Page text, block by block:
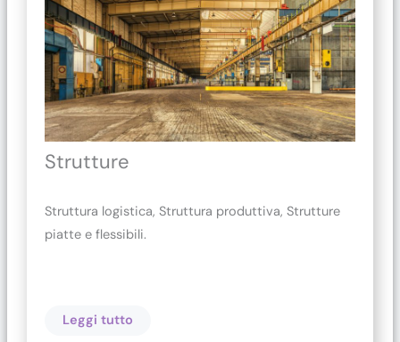
Strutture
Struttura logistica, Struttura produttiva, Strutture
piatte e flessibili.
Leggi tutto